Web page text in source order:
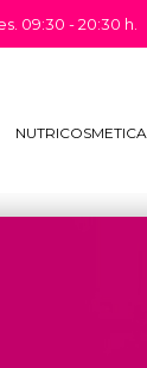
09:30 - 20:30 h.
NUTRICOSMETICA